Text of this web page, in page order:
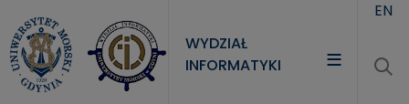
WYDZIAŁ
INFORMATYKI
EN